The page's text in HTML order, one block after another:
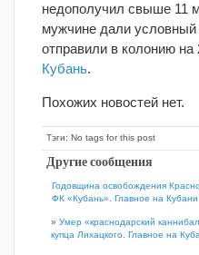
недополучил свыше 11
мужчине дали
отправили в колонию
Кубань.
Похожих новостей нет.
Тэги: No tags for this post
Другие сообщения
Годовщина освобождения
ФК «Кубань». Главное на
» Умер «краснодарский
купца Лихацкого. Главное на